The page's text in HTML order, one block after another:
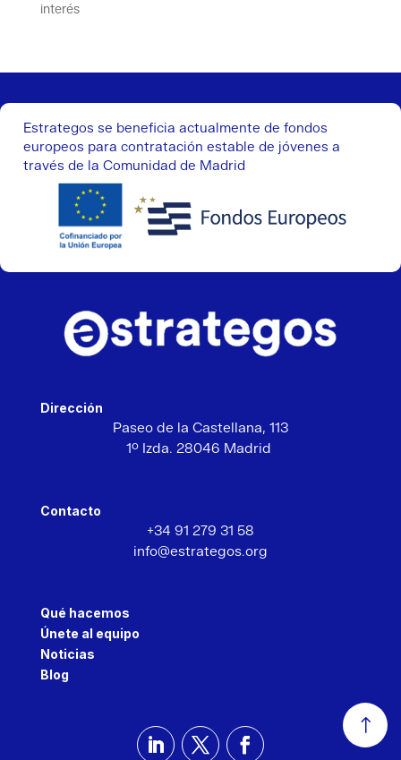
interés
Estrategos se beneficia actualmente de fondos
europeos para contratación estable de jóvenes a
través de la Comunidad de Madrid
Dirección
Paseo de la Castellana, 113
1º Izda. 28046 Madrid
Contacto
+34 91 279 31 58
info@estrategos.org
Qué hacemos
Únete al equipo
Noticias
Blog